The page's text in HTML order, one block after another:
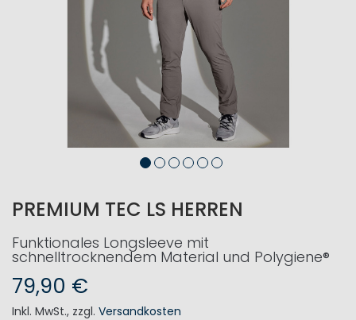
PREMIUM TEC LS HERREN
Funktionales Longsleeve mit
schnelltrocknendem Material und Polygiene®
79,90 €
Inkl. MwSt., zzgl. Versandkosten